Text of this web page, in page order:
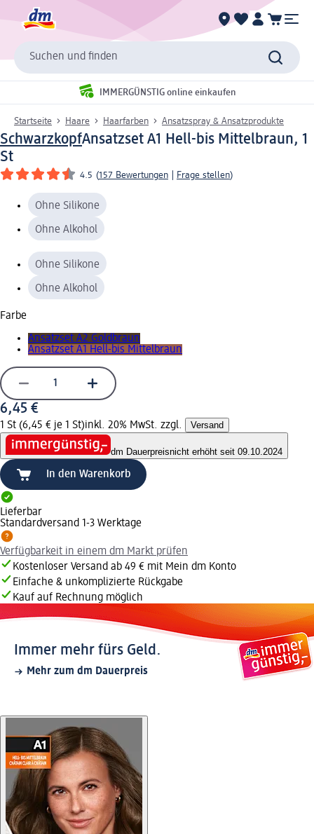
Suchen und finden
IMMERGÜNSTIG online einkaufen
Startseite Haare Haarfarben Ansatzspray & Ansatzprodukte
SchwarzkopfAnsatzset A1 Hell-bis Mittelbraun, 1
St
4.5 (157 Bewertungen Frage stellen)
Ohne Silikone
Ohne Alkohol
Ohne Silikone
Ohne Alkohol
Farbe
Ansatzset A2 Goldbraun
Ansatzset A1 Hell-bis Mittelbraun
6,45 €
1 St (6,45 € je 1 St)inkl. 20% MwSt. zzgl. Versand
dm Dauerpreisnicht erhöht seit 09.10.2024
In den Warenkorb
Lieferbar
Standardversand 1-3 Werktage
Verfügbarkeit in einem dm Markt prüfen
Kostenloser Versand ab 49 € mit Mein dm Konto
Einfache & unkomplizierte Rückgabe
Kauf auf Rechnung möglich
Immer mehr fürs Geld.
Mehr zum dm Dauerpreis